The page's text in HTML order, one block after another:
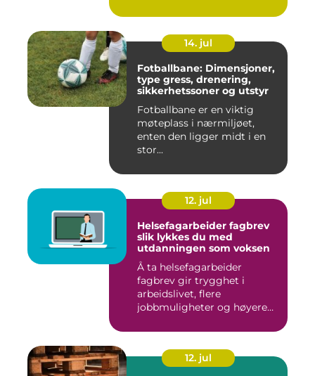
14. jul
Fotballbane: Dimensjoner,
type gress, drenering,
sikkerhetssoner og utstyr
Fotballbane er en viktig
møteplass i nærmiljøet,
enten den ligger midt i en
stor...
12. jul
Helsefagarbeider fagbrev
slik lykkes du med
utdanningen som voksen
Å ta helsefagarbeider
fagbrev gir trygghet i
arbeidslivet, flere
jobbmuligheter og høyere
12. jul